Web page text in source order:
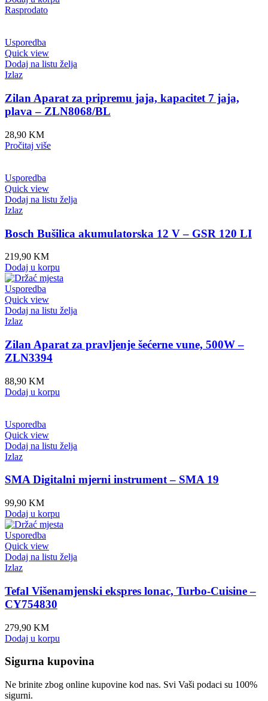
Rasprodato
Usporedba
Quick view
Dodaj na listu želja
Izlaz
Zilan Aparat za pripremu jaja, kapacitet 7 jaja,
plava – ZLN8068/BL
28,90 KM
Pročitaj više
Usporedba
Quick view
Dodaj na listu želja
Izlaz
Bosch Bušilica akumulatorska 12 V – GSR 120 LI
219,90 KM
Dodaj u korpu
Usporedba
Quick view
Dodaj na listu želja
Izlaz
Zilan Aparat za pravljenje šećerne vune, 500W –
ZLN3394
88,90 KM
Dodaj u korpu
Usporedba
Quick view
Dodaj na listu želja
Izlaz
SMA Digitalni mjerni instrument – SMA 19
99,90 KM
Dodaj u korpu
Usporedba
Quick view
Dodaj na listu želja
Izlaz
Tefal Višenamjenski ekspres lonac, Turbo-Cuisine –
CY754830
279,90 KM
Dodaj u korpu
Sigurna kupovina
Ne brinite zbog online kupovine kod nas. Svi Vaši podaci su 100%
sigurni.